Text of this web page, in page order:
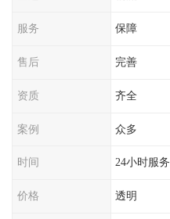
服务 保障
售后 完善
资质 齐全
案例 众多
时间 24小时服务
价格 透明